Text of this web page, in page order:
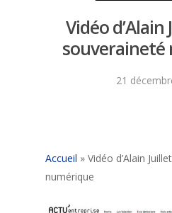
Vidéo d’Alain
souveraineté
21
Accueil » Vidéo d’Alain
numérique